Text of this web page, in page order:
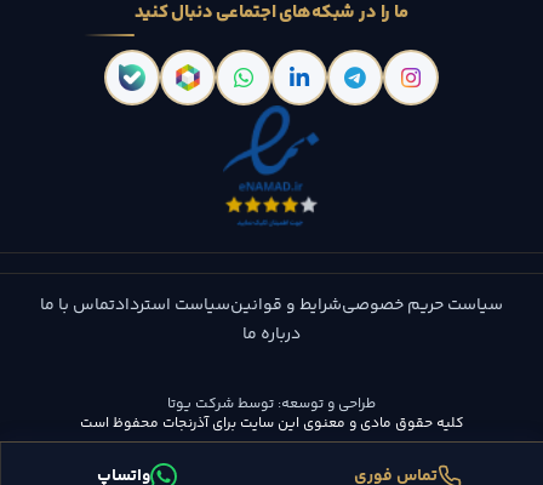
ما را در شبکه‌های اجتماعی دنبال کنید
سیاست حریم خصوصیشرایط و قوانینسیاست استردادتماس با ما
درباره ما
کلیه حقوق مادی و معنوی این سایت برای آذرنجات محفوظ است
طراحی و توسعه: توسط شرکت یوتا
تماس فوری واتساپ